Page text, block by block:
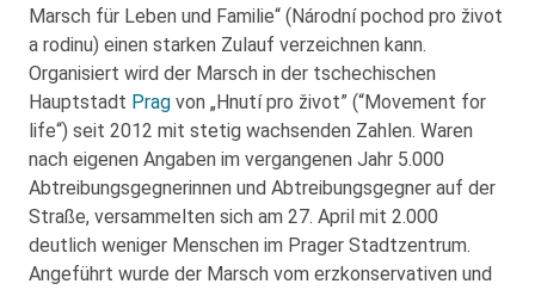
Marsch für Leben und Familie“ (Národní pochod pro život
a rodinu) einen starken Zulauf verzeichnen kann.
Organisiert wird der Marsch in der tschechischen
Hauptstadt Prag von „Hnutí pro život” (“Movement for
life“) seit 2012 mit stetig wachsenden Zahlen. Waren
nach eigenen Angaben im vergangenen Jahr 5.000
Abtreibungsgegnerinnen und Abtreibungsgegner auf der
Straße, versammelten sich am 27. April mit 2.000
deutlich weniger Menschen im Prager Stadtzentrum.
Angeführt wurde der Marsch vom erzkonservativen und